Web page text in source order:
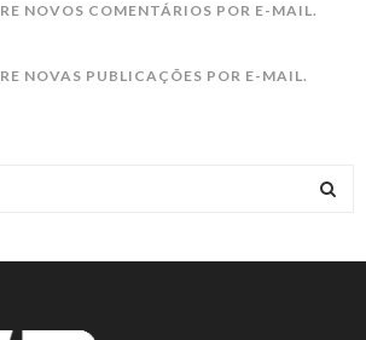
NOVOS COMENTÁRIOS POR E-MAIL.
NOVAS PUBLICAÇÕES POR E-MAIL.